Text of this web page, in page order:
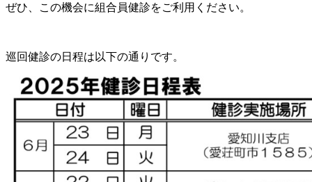
ぜひ、この機会に組合員健診をご利用ください。
巡回健診の日程は以下の通りです。